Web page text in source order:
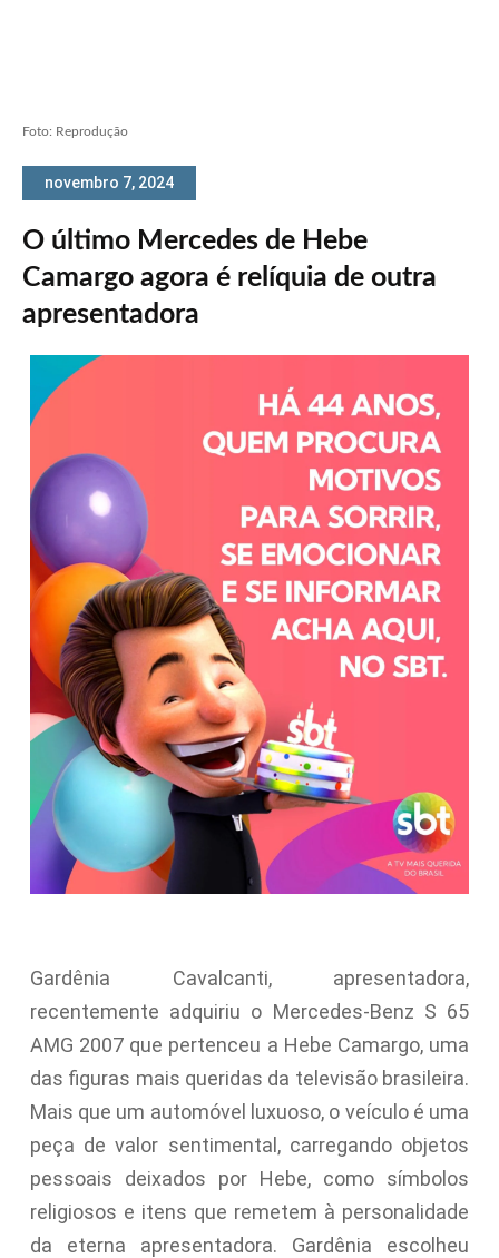
Foto: Reprodução
novembro 7, 2024
O último Mercedes de Hebe
Camargo agora é relíquia de outra
apresentadora
Gardênia Cavalcanti, apresentadora,
recentemente adquiriu o Mercedes-Benz S 65
AMG 2007 que pertenceu a Hebe Camargo, uma
das figuras mais queridas da televisão brasileira.
Mais que um automóvel luxuoso, o veículo é uma
peça de valor sentimental, carregando objetos
pessoais deixados por Hebe, como símbolos
religiosos e itens que remetem à personalidade
da eterna apresentadora. Gardênia escolheu